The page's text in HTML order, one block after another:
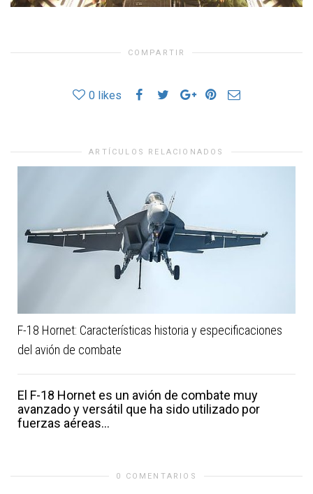
COMPARTIR
0 likes
ARTÍCULOS RELACIONADOS
F-18 Hornet: Características historia y especificaciones
del avión de combate
El F-18 Hornet es un avión de combate muy
avanzado y versátil que ha sido utilizado por
fuerzas aéreas...
0 COMENTARIOS